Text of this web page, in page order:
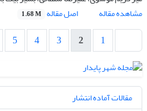
مشاهده مقاله
اصل مقاله 1.68 M
1
2
3
4
5
مقالات آماده انتشار